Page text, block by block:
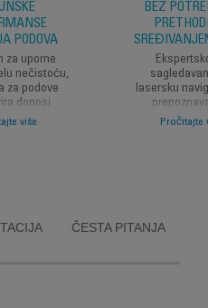
PODOVA
za uporne
nečistoću,
za podove
donosi
za
više
BEZ
lasersku
izbegavanje
Pročitajte
ČESTA PITANJA